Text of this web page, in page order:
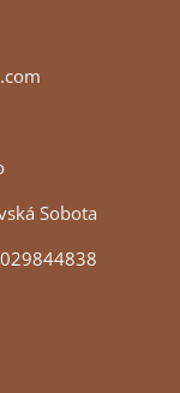
Sobota